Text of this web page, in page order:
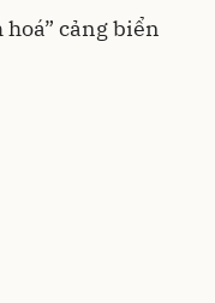
cảng biển